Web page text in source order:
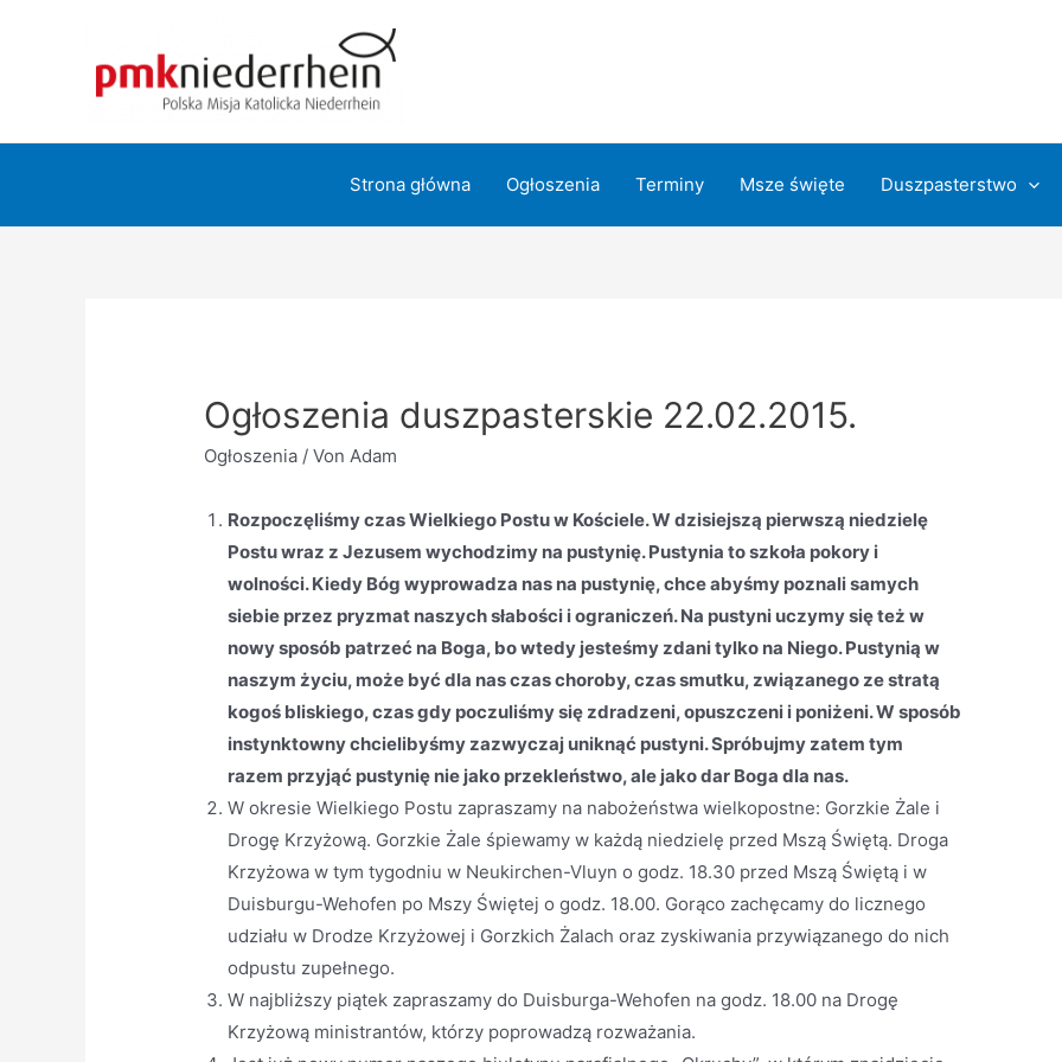
Strona główna Ogłoszenia Terminy Msze święte Duszpasterstwo
Ogłoszenia duszpasterskie 22.02.2015.
Ogłoszenia / VonAdam
Rozpoczęliśmy czas Wielkiego Postu w Kościele. W dzisiejszą pierwszą niedzielę
Postu wraz z Jezusem wychodzimy na pustynię. Pustynia to szkoła pokory i
wolności. Kiedy Bóg wyprowadza nas na pustynię, chce abyśmy poznali samych
siebie przez pryzmat naszych słabości i ograniczeń. Na pustyni uczymy się też w
nowy sposób patrzeć na Boga, bo wtedy jesteśmy zdani tylko na Niego. Pustynią w
naszym życiu, może być dla nas czas choroby, czas smutku, związanego ze stratą
kogoś bliskiego, czas gdy poczuliśmy się zdradzeni, opuszczeni i poniżeni. W sposób
instynktowny chcielibyśmy zazwyczaj uniknąć pustyni. Spróbujmy zatem tym
razem przyjąć pustynię nie jako przekleństwo, ale jako dar Boga dla nas.
W okresie Wielkiego Postu zapraszamy na nabożeństwa wielkopostne: Gorzkie Żale i
Drogę Krzyżową. Gorzkie Żale śpiewamy w każdą niedzielę przed Mszą Świętą. Droga
Krzyżowa w tym tygodniu w Neukirchen-Vluyn o godz. 18.30 przed Mszą Świętą i w
Duisburgu-Wehofen po Mszy Świętej o godz. 18.00. Gorąco zachęcamy do licznego
udziału w Drodze Krzyżowej i Gorzkich Żalach oraz zyskiwania przywiązanego do nich
odpustu zupełnego.
W najbliższy piątek zapraszamy do Duisburga-Wehofen na godz. 18.00 na Drogę
Krzyżową ministrantów, którzy poprowadzą rozważania.